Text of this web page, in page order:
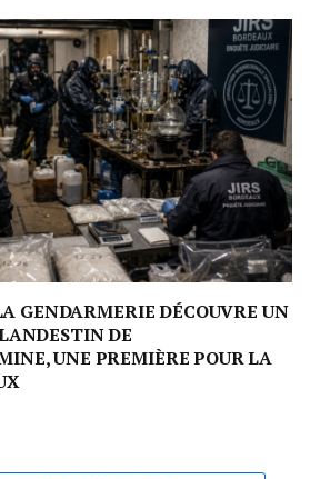
GENDARMERIE DÉCOUVRE UN
DE
UNE PREMIÈRE POUR LA